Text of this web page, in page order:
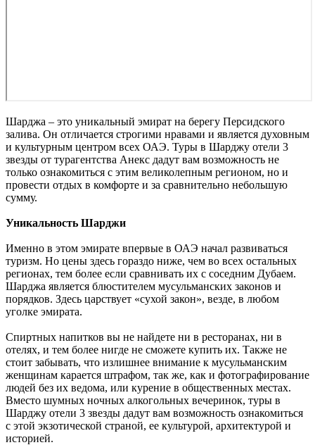
Шарджа – это уникальный эмират на берегу Персидского
залива. Он отличается строгими нравами и является духовным
и культурным центром всех ОАЭ. Туры в Шарджу отели 3
звезды от турагентства Анекс дадут вам возможность не
только ознакомиться с этим великолепным регионом, но и
провести отдых в комфорте и за сравнительно небольшую
сумму.
Уникальность Шарджи
Именно в этом эмирате впервые в ОАЭ начал развиваться
туризм. Но цены здесь гораздо ниже, чем во всех остальных
регионах, тем более если сравнивать их с соседним Дубаем.
Шарджа является блюстителем мусульманских законов и
порядков. Здесь царствует «сухой закон», везде, в любом
уголке эмирата.
Спиртных напитков вы не найдете ни в ресторанах, ни в
отелях, и тем более нигде не сможете купить их. Также не
стоит забывать, что излишнее внимание к мусульманским
женщинам карается штрафом, так же, как и фотографирование
людей без их ведома, или курение в общественных местах.
Вместо шумных ночных алкогольных вечеринок, туры в
Шарджу отели 3 звезды дадут вам возможность ознакомиться
с этой экзотической страной, ее культурой, архитектурой и
историей.